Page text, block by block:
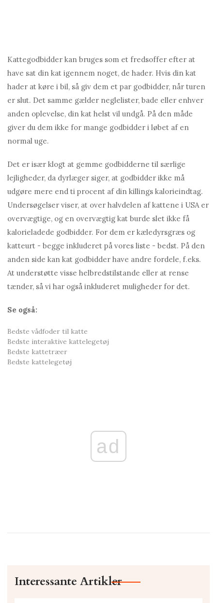
Kattegodbidder kan bruges som et fredsoffer efter at
have sat din kat igennem noget, de hader. Hvis din kat
hader at køre i bil, så giv dem et par godbidder, når turen
er slut. Det samme gælder neglelister, bade eller enhver
anden oplevelse, din kat helst vil undgå. På den måde
giver du dem ikke for mange godbidder i løbet af en
normal uge.
Det er især klogt at gemme godbidderne til særlige
lejligheder, da dyrlæger siger, at godbidder ikke må
udgøre mere end ti procent af din killings kalorieindtag.
Undersøgelser viser, at over halvdelen af ​​kattene i USA er
overvægtige, og en overvægtig kat burde slet ikke få
kalorieladede godbidder. For dem er kæledyrsgræs og
katteurt - begge inkluderet på vores liste - bedst. På den
anden side kan kat godbidder have andre fordele, f.eks.
At understøtte visse helbredstilstande eller at rense
tænder, så vi har også inkluderet muligheder for det.
Se også:
Bedste vådfoder til katte
Bedste interaktive kattelegetøj
Bedste kattetræer
Bedste kattelegetøj
ad
Interessante Artikler